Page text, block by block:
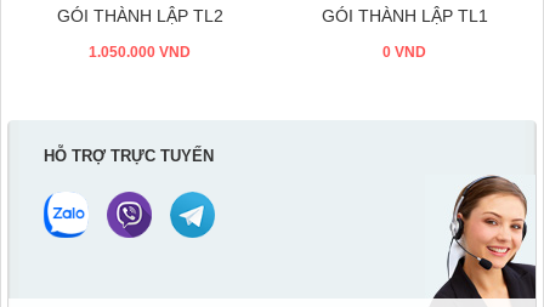
GÓI THÀNH LẬP TL2
1.050.000 VND
GÓI THÀNH LẬP TL1
0 VND
HỖ TRỢ TRỰC TUYẾN